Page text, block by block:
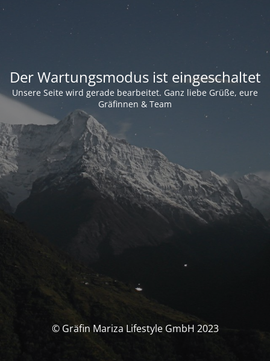
Der Wartungsmodus ist eingeschaltet
Unsere Seite wird gerade bearbeitet. Ganz liebe Grüße, eure
Gräfinnen & Team
© Gräfin Mariza Lifestyle GmbH 2023